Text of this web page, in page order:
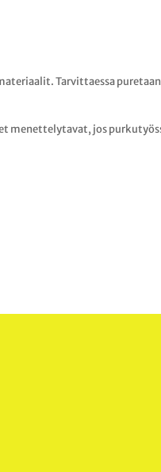
Tarvittaessa
menettelytavat, jos